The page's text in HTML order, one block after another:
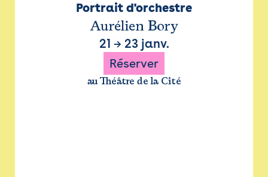
Portrait d'orchestre
Aurélien Bory
21 → 23 janv.
Réserver
au Théâtre de la Cité